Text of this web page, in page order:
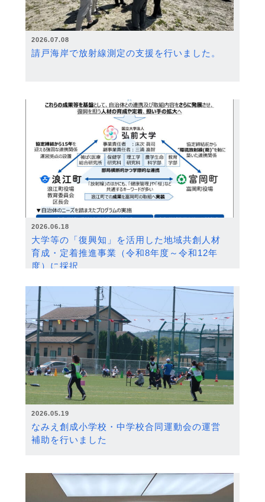
2026.07.08
請戸海岸で放射線測定の支援を行いました。
2026.06.18
大学等の「復興知」を活用した地域共創人材
育成・定着推進事業（令和8年度～令和12年
度）に採択
2026.05.19
なみえ創成小学校・中学校合同運動会の運営
補助を行いました